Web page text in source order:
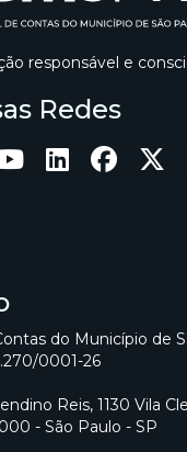
responsável e
Redes
do Município de
0001-26
Reis, 1130 Vila
- São Paulo - SP